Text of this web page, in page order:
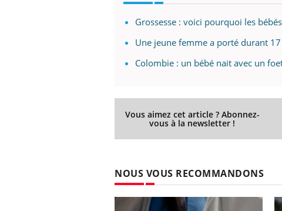
Grossesse : voici pourquoi les
Une jeune femme a porté durant
Colombie : un bébé nait avec un
Vous aimez cet article ? Abonnez-
vous à la newsletter !
NOUS VOUS RECOMMANDONS